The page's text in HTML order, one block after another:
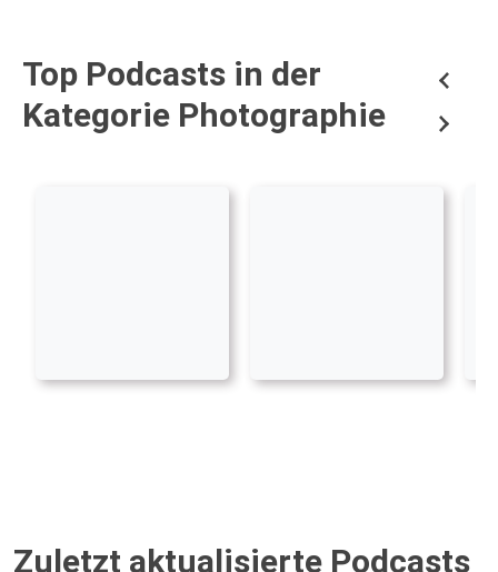
Top Podcasts in der
Kategorie Photographie
Zuletzt aktualisierte Podcasts